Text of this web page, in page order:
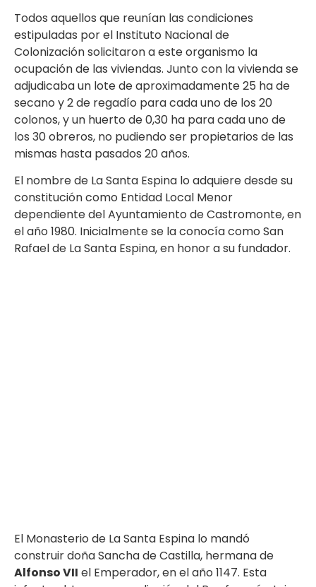
Todos aquellos que reunían las condiciones
estipuladas por el Instituto Nacional de
Colonización solicitaron a este organismo la
ocupación de las viviendas. Junto con la vivienda se
adjudicaba un lote de aproximadamente 25 ha de
secano y 2 de regadío para cada uno de los 20
colonos, y un huerto de 0,30 ha para cada uno de
los 30 obreros, no pudiendo ser propietarios de las
mismas hasta pasados 20 años.
El nombre de La Santa Espina lo adquiere desde su
constitución como Entidad Local Menor
dependiente del Ayuntamiento de Castromonte, en
el año 1980. Inicialmente se la conocía como San
Rafael de La Santa Espina, en honor a su fundador.
El Monasterio de La Santa Espina lo mandó
construir doña Sancha de Castilla, hermana de
Alfonso VII el Emperador, en el año 1147. Esta